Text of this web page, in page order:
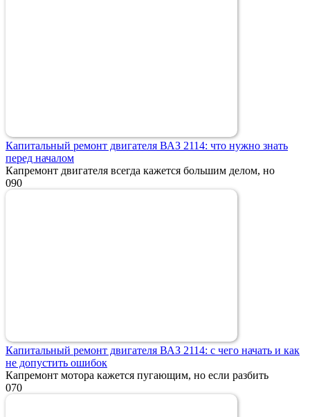
Капитальный ремонт двигателя ВАЗ 2114: что нужно знать
перед началом
Капремонт двигателя всегда кажется большим делом, но
090
Капитальный ремонт двигателя ВАЗ 2114: с чего начать и как
не допустить ошибок
Капремонт мотора кажется пугающим, но если разбить
070